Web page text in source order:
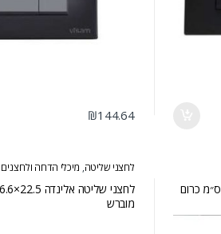
₪144.64
לחצני שליטה אלינדה 22.5×16.6 ס״מ כרום
לחצני שליטה, מיכלי הדחה ולחצנים
מוברש